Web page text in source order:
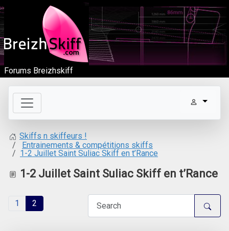
Forums Breizhskiff
Skiffs n skiffeurs !
Entrainements & compétitions skiffs
1-2 Juillet Saint Suliac Skiff en t’Rance
1-2 Juillet Saint Suliac Skiff en t’Rance
1 2